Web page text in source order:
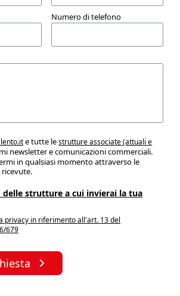
Numero di telefono
e tutte lestrutture associate (attuali e
newsletter e comunicazioni commerciali.
in qualsiasi momento attraverso le
delle strutture a cui invierai la tua
privacy in riferimento all'art. 13 del
679